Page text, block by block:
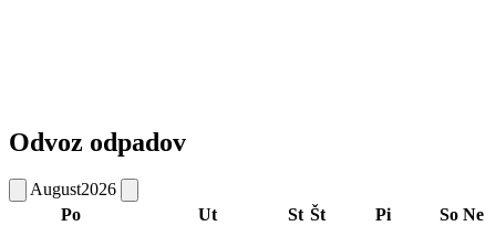
Odvoz odpadov
August2026
Po
Ut St Št Pi So Ne